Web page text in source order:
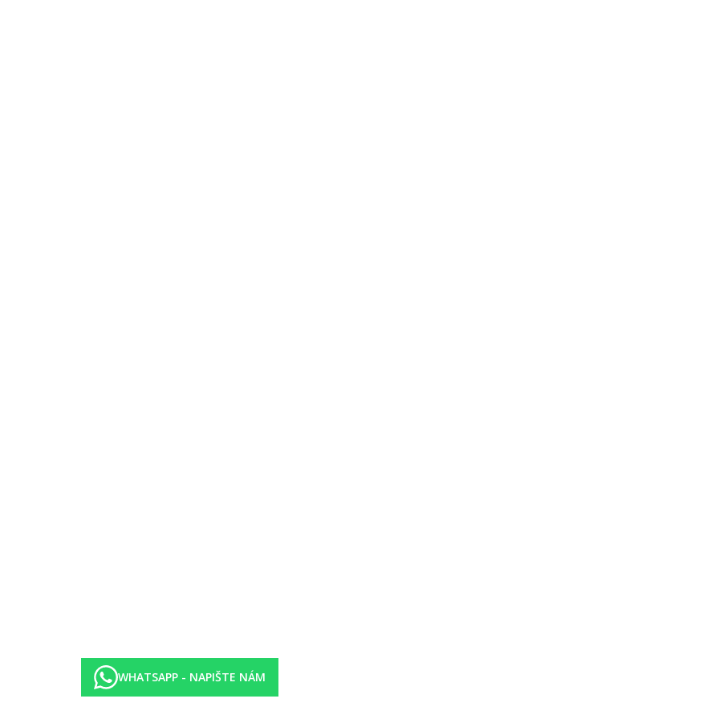
patří recepce otevřená 24 hodin denně (přihlášení je možné od 14:00 hodin, odhlášení do 11:00 hodin), lobby s barem, 2 výtahy,
hostů se starají 2 restaurace (klimatizované). Wi-Fi je hotelovým hostům k dispozici zdarma. Dále má hotel konferenční prostor.
koupelny. Pokojový servis, služba praní prádla, služba žehlení prádla a zdravotní služba jsou za poplatek. Concierge služba je
služby jsou závislé na ročním období a na místních klimatických podmínkách. Jazyky: angličtina, němčina a italština. Kreditní karty:
koutem, varnou konvicí (případně za poplatek), minibarem (případně za poplatek), sejfem (případně za poplatek) a satelit.TV a také
WHATSAPP - NAPIŠTE NÁM